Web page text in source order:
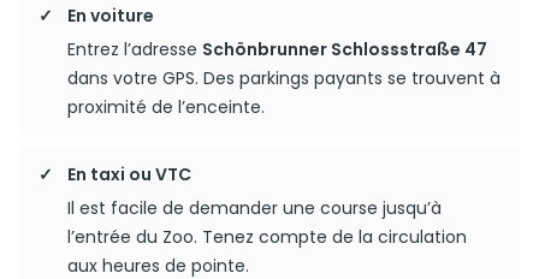
En voiture
Entrez l’adresse Schönbrunner Schlossstraße 47
dans votre GPS. Des parkings payants se trouvent à
proximité de l’enceinte.
En taxi ou VTC
Il est facile de demander une course jusqu’à
l’entrée du Zoo. Tenez compte de la circulation
aux heures de pointe.